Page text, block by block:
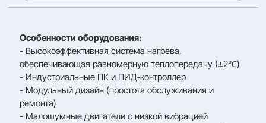
Особенности оборудования:
- Высокоэффективная система нагрева,
обеспечивающая равномерную теплопередачу (±2℃)
- Индустриальные ПК и ПИД-контроллер
- Модульный дизайн (простота обслуживания и
ремонта)
- Малошумные двигатели с низкой вибрацией